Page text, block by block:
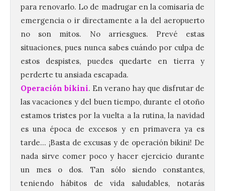
para renovarlo. Lo de madrugar en la comisaría de
emergencia o ir directamente a la del aeropuerto
no son mitos. No arriesgues. Prevé estas
situaciones, pues nunca sabes cuándo por culpa de
estos despistes, puedes quedarte en tierra y
perderte tu ansiada escapada.
Operación bikini. En verano hay que disfrutar de
las vacaciones y del buen tiempo, durante el otoño
estamos tristes por la vuelta a la rutina, la navidad
es una época de excesos y en primavera ya es
tarde… ¡Basta de excusas y de operación bikini! De
nada sirve comer poco y hacer ejercicio durante
un mes o dos. Tan sólo siendo constantes,
teniendo hábitos de vida saludables, notarás